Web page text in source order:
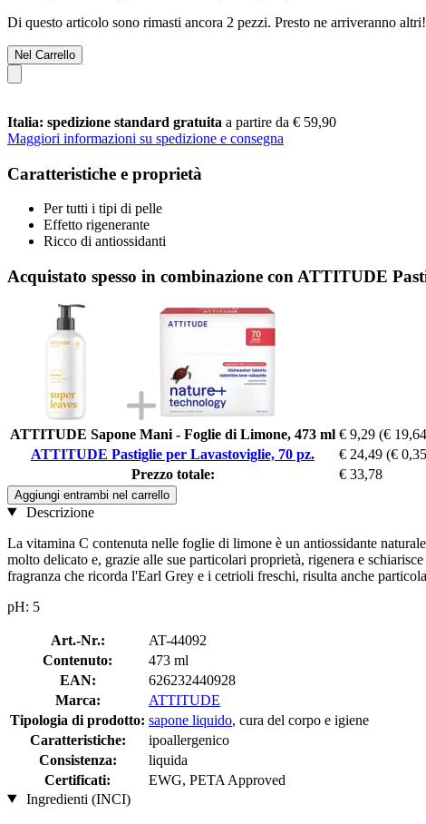
Di questo articolo sono rimasti ancora 2 pezzi. Presto ne arriveranno
Nel Carrello
Italia: spedizione standard gratuita a partire da € 59,90
Maggiori informazioni su spedizione e consegna
Caratteristiche e proprietà
Per tutti i tipi di pelle
Effetto rigenerante
Ricco di antiossidanti
Acquistato spesso in combinazione con ATTITUDE
ATTITUDE Sapone Mani - Foglie di Limone, 473 ml € 9,29 (€
ATTITUDE Pastiglie per Lavastoviglie, 70 pz.
€ 24,49 (€
Prezzo totale:
€ 33,78
Aggiungi entrambi nel carrello
Descrizione
La vitamina C contenuta nelle foglie di limone è un antiossidante
molto delicato e, grazie alle sue particolari proprietà, rigenera e
fragranza che ricorda l'Earl Grey e i cetrioli freschi, risulta anche
pH: 5
Art.-Nr.:
AT-44092
Contenuto:
473 ml
EAN:
626232440928
Marca:
ATTITUDE
Tipologia di prodotto: sapone liquido, cura del corpo e igiene
Caratteristiche:
ipoallergenico
Consistenza:
liquida
Certificati:
EWG, PETA Approved
Ingredienti (INCI)